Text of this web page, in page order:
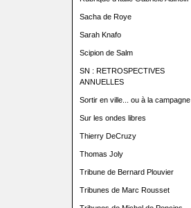
Sacha de Roye
Sarah Knafo
Scipion de Salm
SN : RETROSPECTIVES
ANNUELLES
Sortir en ville... ou à la campagne
Sur les ondes libres
Thierry DeCruzy
Thomas Joly
Tribune de Bernard Plouvier
Tribunes de Marc Rousset